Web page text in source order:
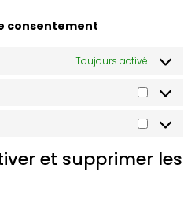
consentement
Toujours activé
et supprimer les